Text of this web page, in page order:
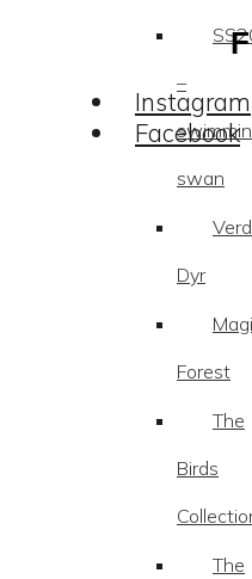
–
swan
Dyr
Forest
The
Birds
The
Instagram
Facebook